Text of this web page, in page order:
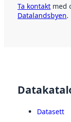
Ta kontakt med
Datalandsbyen.
Datasett